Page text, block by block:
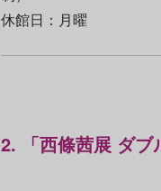
休館日：月曜
2. 「西條茜展 ダブ